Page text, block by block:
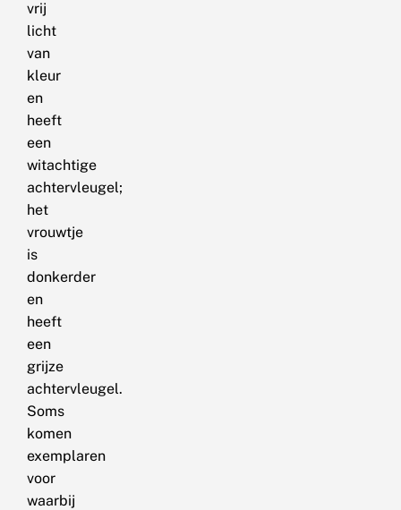
vrij
licht
van
kleur
en
heeft
een
witachtige
achtervleugel;
het
vrouwtje
is
donkerder
en
heeft
een
grijze
achtervleugel.
Soms
komen
exemplaren
voor
waarbij